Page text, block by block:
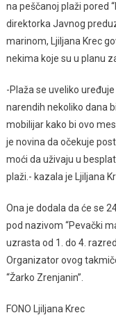
na peščanoj plaži pored
direktorka Javnog
marinom, Ljiljana Krec
nekima koje su u planu
-Plaža se uveliko
narendih nekoliko dana
mobilijar kako bi ovo
je novina da očekuje
moći da uživaju u
plaži.- kazala je Ljiljana
Ona je dodala da će se
pod nazivom “Pevački
uzrasta od 1. do 4.
Organizator ovog
“Žarko Zrenjanin”.
FONO Ljiljana Krec